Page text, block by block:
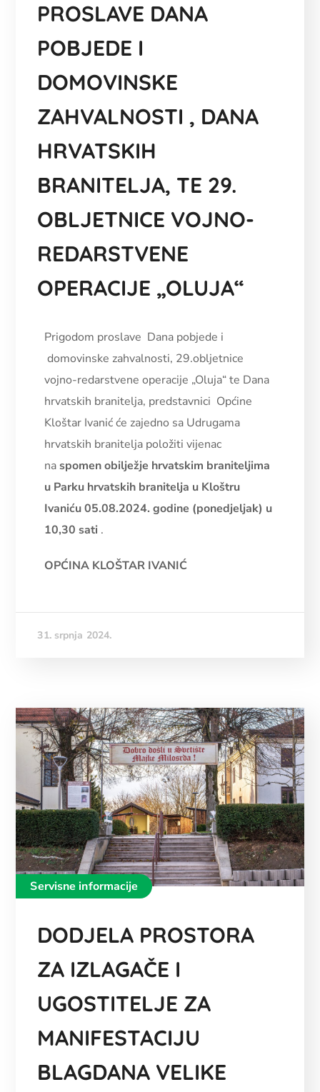
PROSLAVE DANA
POBJEDE I
DOMOVINSKE
ZAHVALNOSTI , DANA
HRVATSKIH
BRANITELJA, TE 29.
OBLJETNICE VOJNO-
REDARSTVENE
OPERACIJE „OLUJA“
Prigodom proslave Dana pobjede i
domovinske zahvalnosti, 29.obljetnice
vojno-redarstvene operacije „Oluja“ te Dana
hrvatskih branitelja, predstavnici Općine
Kloštar Ivanić će zajedno sa Udrugama
hrvatskih branitelja položiti vijenac
na spomen obilježje hrvatskim braniteljima
u Parku hrvatskih branitelja u Kloštru
Ivaniću 05.08.2024. godine (ponedjeljak) u
10,30 sati .
OPĆINA KLOŠTAR IVANIĆ
31. srpnja 2024.
Servisne informacije
DODJELA PROSTORA
ZA IZLAGAČE I
UGOSTITELJE ZA
MANIFESTACIJU
BLAGDANA VELIKE